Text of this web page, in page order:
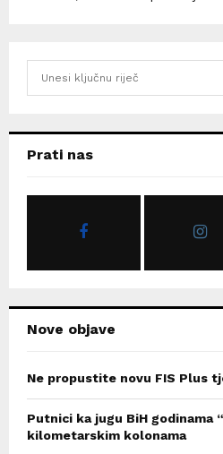
hPrati nas
Nove objave
Ne propustite novu FIS Plus
Putnici ka jugu BiH godinama
kilometarskim kolonama